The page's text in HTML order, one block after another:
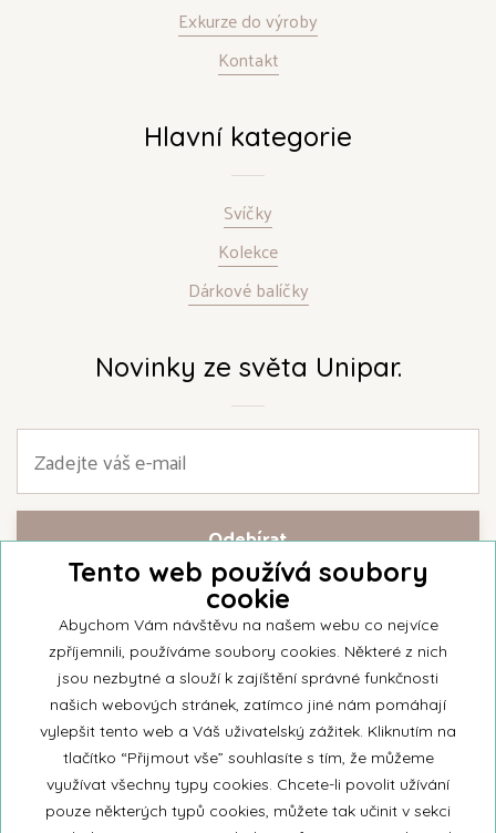
Exkurze do výroby
Kontakt
Hlavní kategorie
Svíčky
Kolekce
Dárkové balíčky
Novinky ze světa Unipar.
Přihlašte se k našemu newsletteru a buďte jako první informováni o
nejnovějších kolekcích svíček a aktualitách z rodinné firmy Unipar.
© 2026 Unipar
+420 571 651 531
Tento web používá soubory
cookie
Abychom Vám návštěvu na našem webu co nejvíce
zpříjemnili, používáme soubory cookies. Některé z nich
jsou nezbytné a slouží k zajíštění správné funkčnosti
našich webových stránek, zatímco jiné nám pomáhají
vylepšit tento web a Váš uživatelský zážitek. Kliknutím na
tlačítko “Přijmout vše” souhlasíte s tím, že můžeme
využívat všechny typy cookies. Chcete-li povolit užívání
pouze některých typů cookies, můžete tak učinit v sekci